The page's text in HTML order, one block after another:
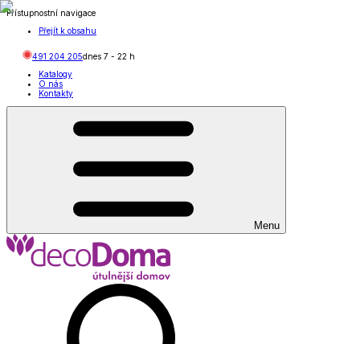
Přístupnostní navigace
Přejít k obsahu
491 204 205dnes 7 - 22 h
Katalogy
O nás
Kontakty
Menu